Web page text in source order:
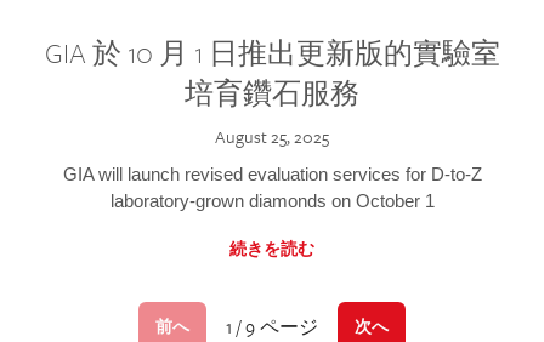
GIA 於 10 月 1 日推出更新版的實驗室
培育鑽石服務
August 25, 2025
GIA will launch revised evaluation services for D-to-Z
laboratory-grown diamonds on October 1
続きを読む
前へ 1 / 9 ページ 次へ